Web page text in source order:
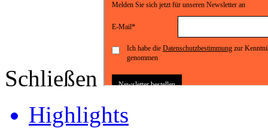
Schließen
Highlights